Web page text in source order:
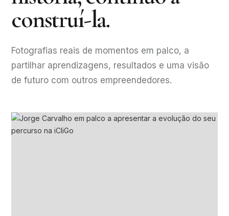
construí-la.
Fotografias reais de momentos em palco, a
partilhar aprendizagens, resultados e uma visão
de futuro com outros empreendedores.